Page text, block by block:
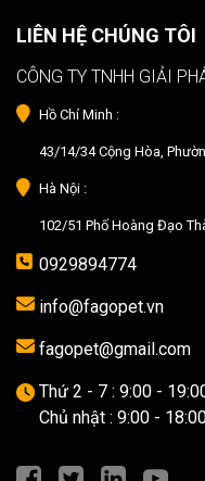
LIÊN HỆ CHÚNG TÔI
CÔNG TY TNHH GIẢI
Hồ Chí Minh :
43/14/34 Cộng Hòa,
Hà Nội :
102/51 Phố Hoàng Đạo
0929894774
info@fagopet.vn
fagopet@gmail.com
Thứ 2 - 7 : 9:00 -
Chủ nhật : 9:00 -